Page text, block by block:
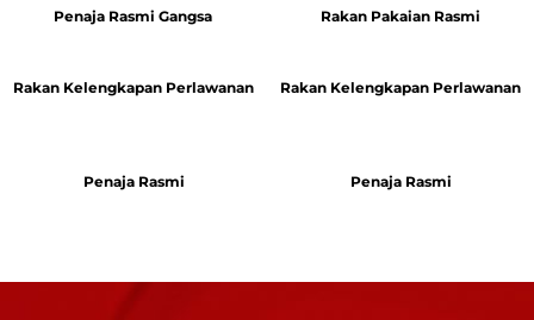
Penaja Rasmi Gangsa Rakan Pakaian Rasmi
Rakan Kelengkapan Perlawanan Rakan Kelengkapan Perlawanan
Penaja Rasmi Penaja Rasmi